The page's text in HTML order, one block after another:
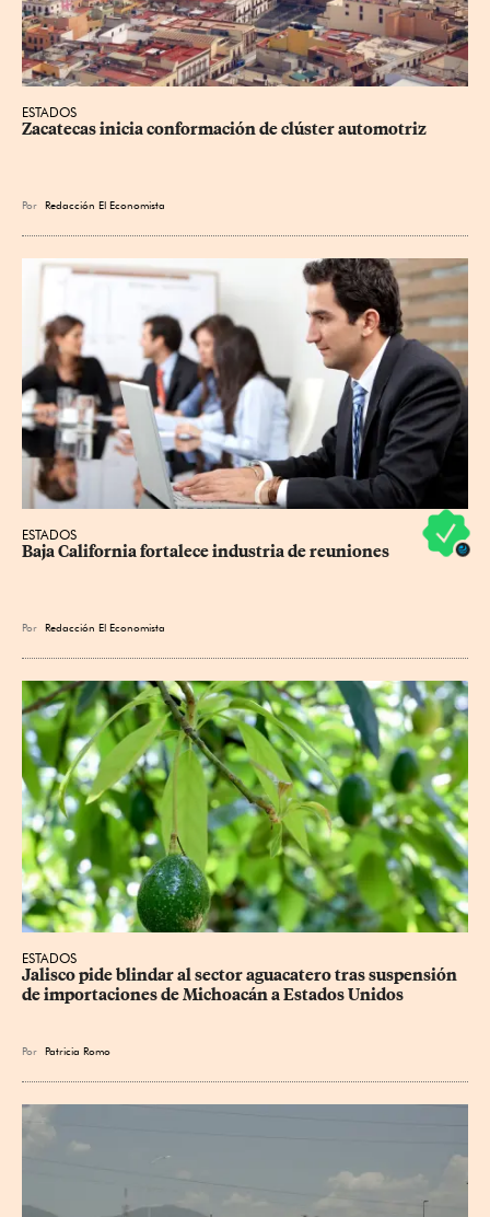
ESTADOS
Zacatecas inicia conformación de clúster automotriz
Por Redacción El Economista
ESTADOS
Baja California fortalece industria de reuniones
Por Redacción El Economista
ESTADOS
Jalisco pide blindar al sector aguacatero tras suspensión
de importaciones de Michoacán a Estados Unidos
Por Patricia Romo